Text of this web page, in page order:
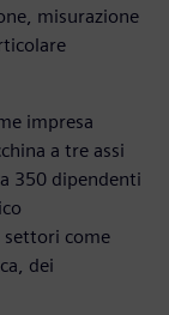
misurazione
impresa
a tre assi
350 dipendenti
settori come
dei